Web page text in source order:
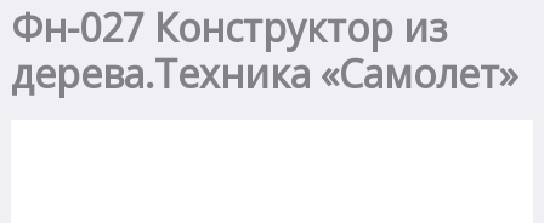
Фн-027 Конструктор из
дерева.Техника «Самолет»